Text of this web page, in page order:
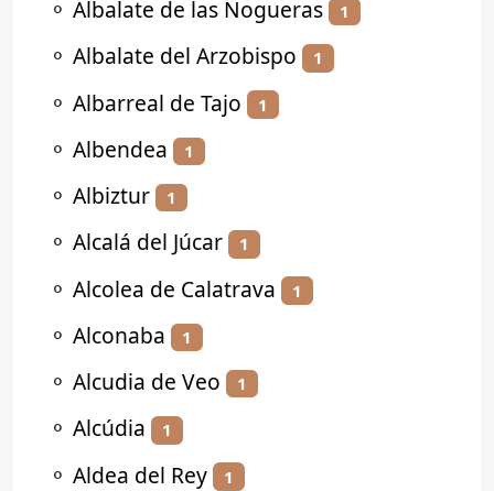
⚬ Albalate de las Nogueras 1
⚬ Albalate del Arzobispo 1
⚬ Albarreal de Tajo 1
⚬ Albendea 1
⚬ Albiztur 1
⚬ Alcalá del Júcar 1
⚬ Alcolea de Calatrava 1
⚬ Alconaba 1
⚬ Alcudia de Veo 1
⚬ Alcúdia 1
⚬ Aldea del Rey 1